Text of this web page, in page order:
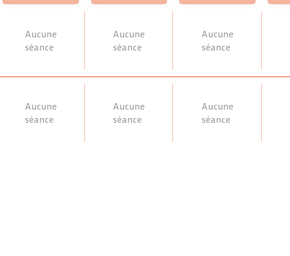
Aucune
séance
Aucune
séance
Aucune
séance
Aucune
séance
Aucune
séance
Aucune
séance